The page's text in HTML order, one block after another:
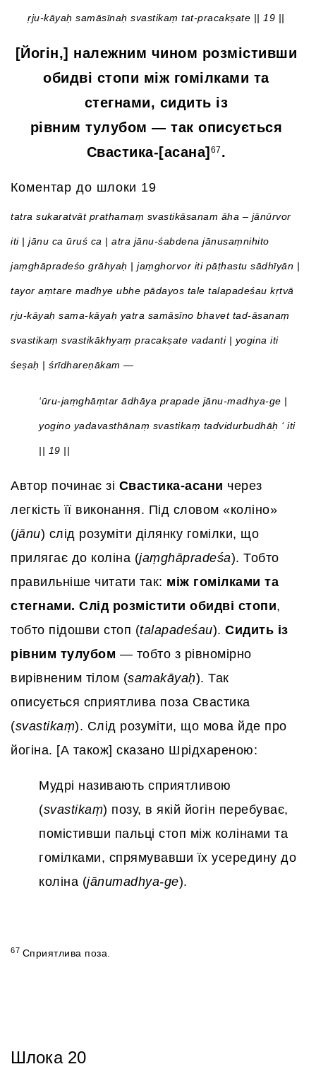
ṛju-kāyaḥ samāsīnaḥ svastikaṃ tat-pracakṣate || 19 ||
[Йогін,] належним чином розмістивши
обидві стопи між гомілками та
стегнами, сидить із
рівним тулубом — так описується
Свастика-[асана] 67 .
Коментар до шлоки 19
tatra sukaratvāt prathamaṃ svastikāsanam āha – jānūrvor
iti | jānu ca ūruś ca | atra jānu-śabdena jānusaṃnihito
jaṃghāpradeśo grāhyaḥ | jaṃghorvor iti pāṭhastu sādhīyān |
tayor aṃtare madhye ubhe pādayos tale talapadeśau kṛtvā
ṛju-kāyaḥ sama-kāyaḥ yatra samāsīno bhavet tad-āsanaṃ
svastikaṃ svastikākhyaṃ pracakṣate vadanti | yogina iti
śeṣaḥ | śrīdhareṇākam —
‘ūru-jaṃghāṃtar ādhāya prapade jānu-madhya-ge |
yogino yadavasthānaṃ svastikaṃ tadvidurbudhāḥ ‘ iti
|| 19 ||
Автор починає зі Свастика-асани через
легкість її виконання. Під словом «коліно»
(jānu) слід розуміти ділянку гомілки, що
прилягає до коліна (jaṃghāpradeśa). Тобто
правильніше читати так: між гомілками та
стегнами. Слід розмістити обидві стопи,
тобто підошви стоп (talapadeśau). Сидить із
рівним тулубом — тобто з рівномірно
вирівненим тілом (samakāyaḥ). Так
описується сприятлива поза Свастика
(svastikaṃ). Слід розуміти, що мова йде про
йогіна. [А також] сказано Шрідхареною:
Мудрі називають сприятливою
(svastikaṃ) позу, в якій йогін перебуває,
помістивши пальці стоп між колінами та
гомілками, спрямувавши їх усередину до
коліна (jānumadhya-ge).
67 Сприятлива поза.
Шлока 20